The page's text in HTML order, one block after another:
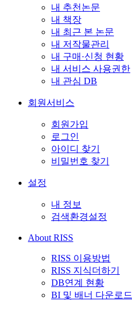
내 추천논문
내 책장
내 최근 본 논문
내 저작물관리
내 구매·신청 현황
내 서비스 사용권한
내 관심 DB
회원서비스
회원가입
로그인
아이디 찾기
비밀번호 찾기
설정
내 정보
검색환경설정
About RISS
RISS 이용방법
RISS 지식더하기
DB연계 현황
BI 및 배너 다운로드